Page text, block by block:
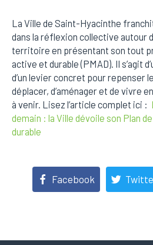
La Ville de Saint-Hyacinthe
dans la réflexion collective autour
territoire en présentant son tout
active et durable (PMAD). Il s’agit
d’un levier concret pour repenser
déplacer, d’aménager et de vivre
à venir. Lisez l’article complet ici :
demain : la Ville dévoile son Plan
durable
Facebook